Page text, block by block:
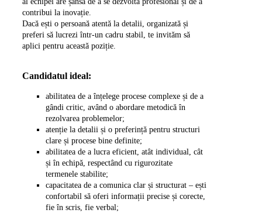
contribui la inovație.
Dacă ești o persoană atentă la detalii, organizată și
preferi să lucrezi într-un cadru stabil, te invităm să
aplici pentru această poziție.
Candidatul ideal:
abilitatea de a înțelege procese complexe și de a
gândi critic, având o abordare metodică în
rezolvarea problemelor;
atenție la detalii și o preferință pentru structuri
clare și procese bine definite;
abilitatea de a lucra eficient, atât individual, cât
și în echipă, respectând cu rigurozitate
termenele stabilite;
capacitatea de a comunica clar și structurat – ești
confortabil să oferi informații precise și corecte,
fie în scris, fie verbal;